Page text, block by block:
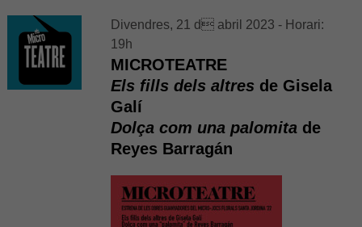
Divendres, 21 d abril 2023 - Horari:
19h
MICROTEATRE
Els fills dels altres de Gisela
Galí
Dolça com una palomita de
Reyes Barragán